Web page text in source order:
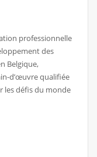
professionnelle
des
Belgique,
d’œuvre qualifiée
les défis du monde